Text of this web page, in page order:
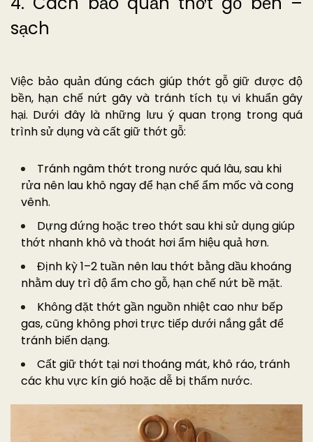
sạch
Việc bảo quản đúng cách giúp thớt gỗ giữ được độ
bền, hạn chế nứt gãy và tránh tích tụ vi khuẩn gây
hại. Dưới đây là những lưu ý quan trọng trong quá
trình sử dụng và cất giữ thớt gỗ:
Tránh ngâm thớt trong nước quá lâu, sau khi
rửa nên lau khô ngay để hạn chế ẩm mốc và cong
vênh.
Dựng đứng hoặc treo thớt sau khi sử dụng giúp
thớt nhanh khô và thoát hơi ẩm hiệu quả hơn.
Định kỳ 1–2 tuần nên lau thớt bằng dầu khoáng
nhằm duy trì độ ẩm cho gỗ, hạn chế nứt bề mặt.
Không đặt thớt gần nguồn nhiệt cao như bếp
gas, cũng không phơi trực tiếp dưới nắng gắt để
tránh biến dạng.
Cất giữ thớt tại nơi thoáng mát, khô ráo, tránh
các khu vực kín gió hoặc dễ bị thấm nước.